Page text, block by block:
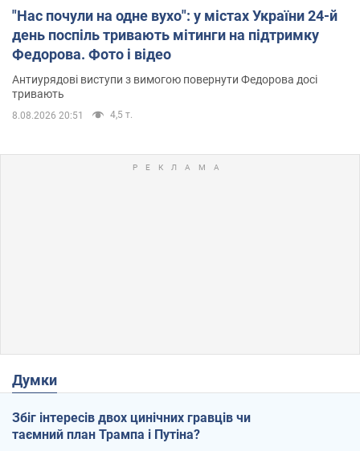
"Нас почули на одне вухо": у містах України 24-й
день поспіль тривають мітинги на підтримку
Федорова. Фото і відео
Антиурядові виступи з вимогою повернути Федорова досі
тривають
8.08.2026 20:51 4,5 т.
Думки
Збіг інтересів двох цинічних гравців чи
таємний план Трампа і Путіна?